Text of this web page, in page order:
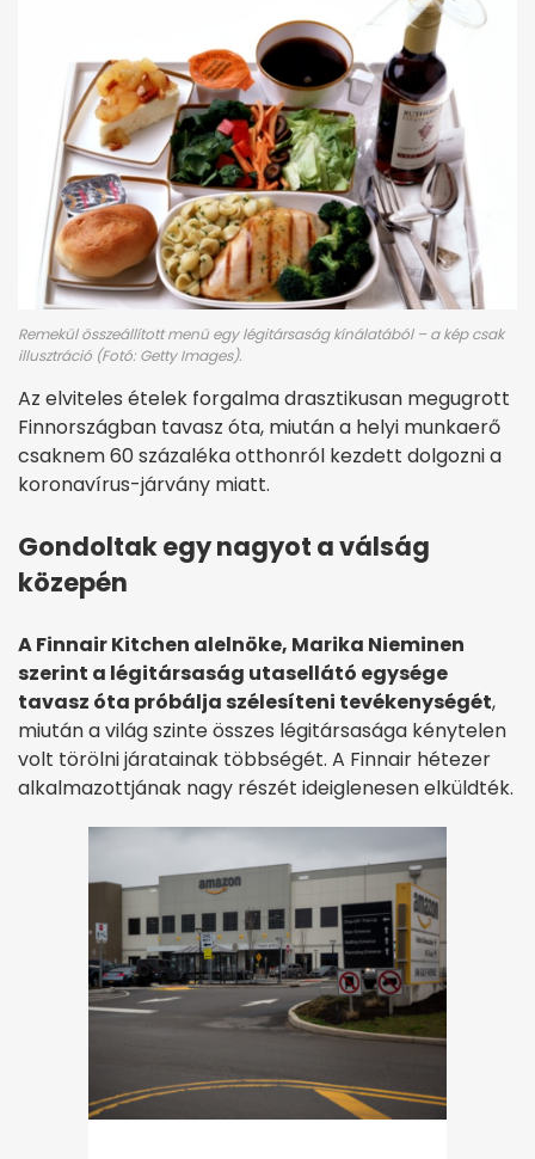
Remekül összeállított menü egy légitársaság kínálatából – a kép csak
illusztráció (Fotó: Getty Images).
Az elviteles ételek forgalma drasztikusan megugrott
Finnországban tavasz óta, miután a helyi munkaerő
csaknem 60 százaléka otthonról kezdett dolgozni a
koronavírus-járvány miatt.
Gondoltak egy nagyot a válság
közepén
A Finnair Kitchen alelnöke, Marika Nieminen
szerint a légitársaság utasellátó egysége
tavasz óta próbálja szélesíteni tevékenységét,
miután a világ szinte összes légitársasága kénytelen
volt törölni járatainak többségét. A Finnair hétezer
alkalmazottjának nagy részét ideiglenesen elküldték.